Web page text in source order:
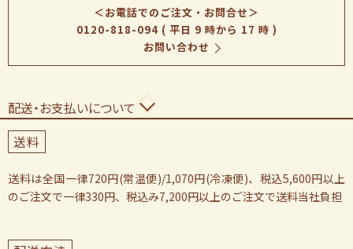
＜お電話でのご注文・お問合せ＞
0120-818-094( 平日 9 時から 17 時 )
お問い合わせ
配送・お支払いについて
送料
送料は全国一律720円(常温便)/1,070円(冷凍便)、税込5,600円以上
のご注文で一律330円、税込み7,200円以上のご注文で送料当社負担